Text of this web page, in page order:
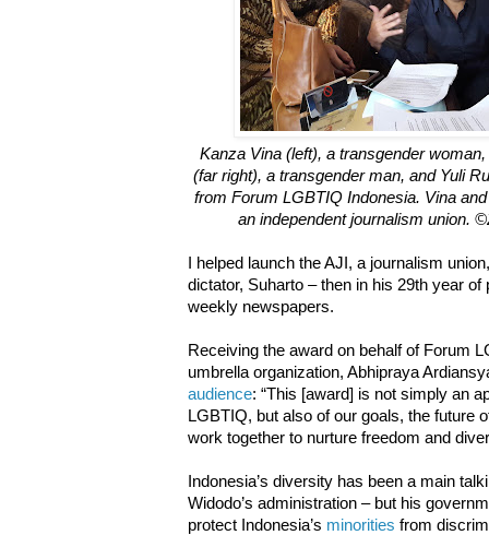
Kanza Vina (left), a transgender
(far right), a transgender man, and Yuli
from Forum LGBTIQ Indonesia. Vina
an independent journalism union.
I helped launch the AJI, a journalism
dictator, Suharto – then in his 29th year of
weekly newspapers.
Receiving the award on behalf of Forum
umbrella organization, Abhipraya
audience: “This [award] is not simply an
LGBTIQ, but also of our goals, the future
work together to nurture freedom and
Indonesia’s diversity has been a main
Widodo’s administration – but his
protect Indonesia’s minorities from